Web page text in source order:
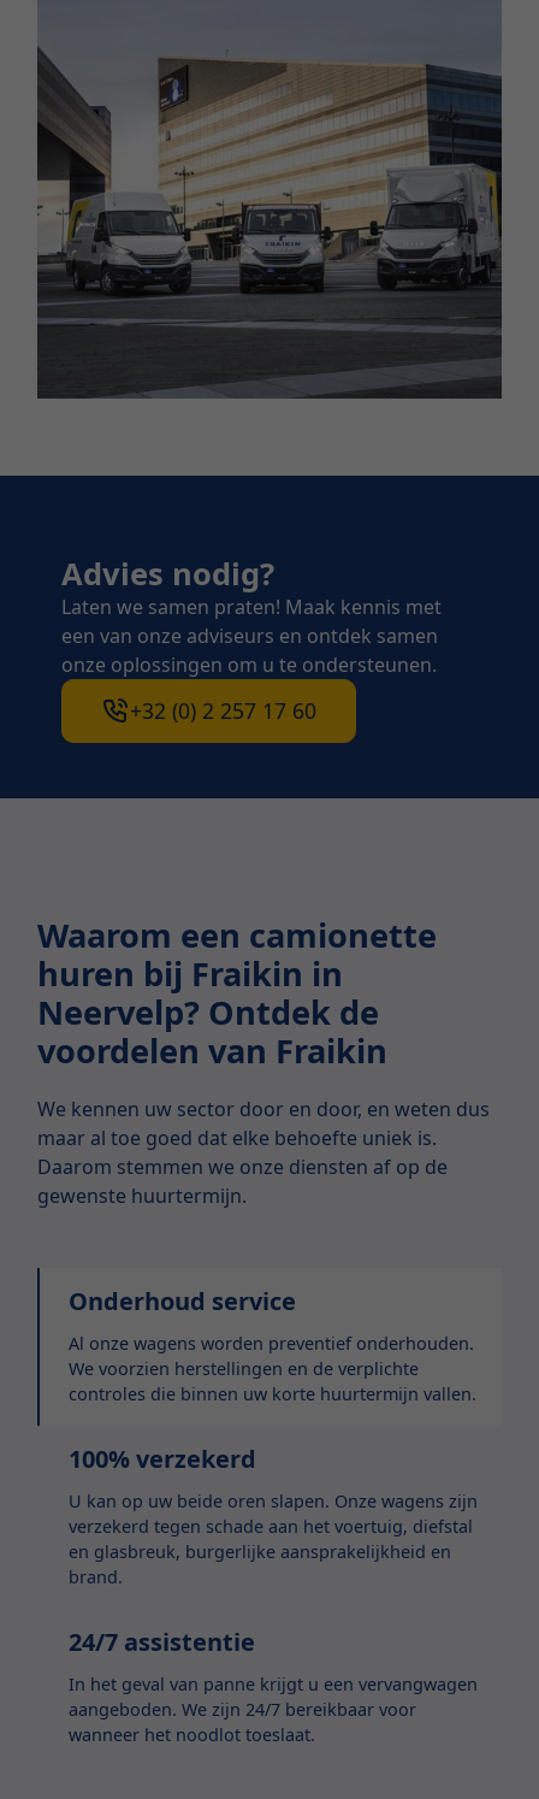
Advies nodig?
Laten we samen praten! Maak kennis met
een van onze adviseurs en ontdek samen
onze oplossingen om u te ondersteunen.
+32 (0) 2 257 17 60
Waarom een camionette
huren bij Fraikin in
Neervelp? Ontdek de
voordelen van Fraikin
We kennen uw sector door en door, en weten dus
maar al toe goed dat elke behoefte uniek is.
Daarom stemmen we onze diensten af op de
gewenste huurtermijn.
Onderhoud service
Al onze wagens worden preventief onderhouden.
We voorzien herstellingen en de verplichte
controles die binnen uw korte huurtermijn vallen.
100% verzekerd
U kan op uw beide oren slapen. Onze wagens zijn
verzekerd tegen schade aan het voertuig, diefstal
en glasbreuk, burgerlijke aansprakelijkheid en
brand.
24/7 assistentie
In het geval van panne krijgt u een vervangwagen
aangeboden. We zijn 24/7 bereikbaar voor
wanneer het noodlot toeslaat.